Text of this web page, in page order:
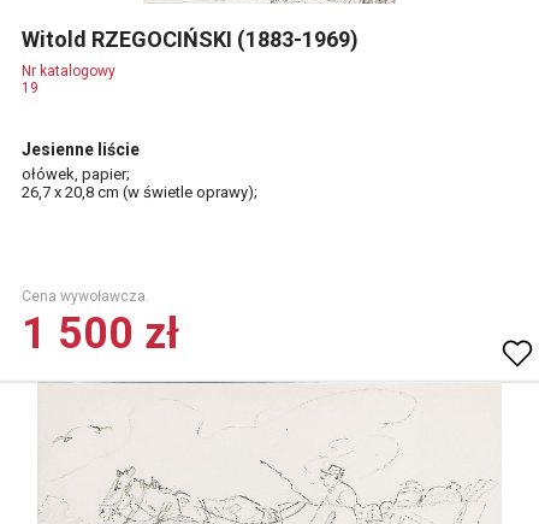
Witold RZEGOCIŃSKI (1883-1969)
Nr katalogowy
19
Jesienne liście
ołówek, papier;
26,7 x 20,8 cm (w świetle oprawy);
Cena wywoławcza.
1 500 zł